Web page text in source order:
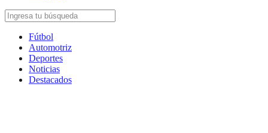
Fútbol
Automotriz
Deportes
Noticias
Destacados